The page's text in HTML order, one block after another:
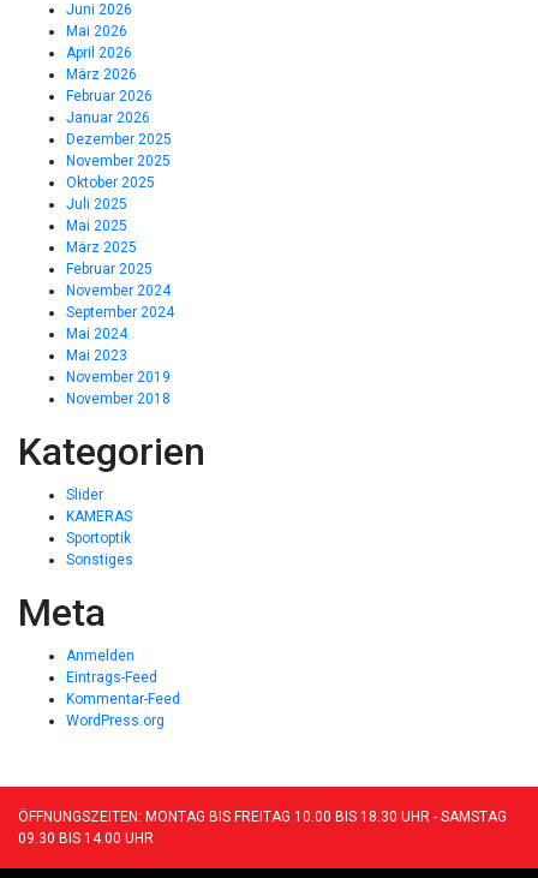
Juni 2026
Mai 2026
April 2026
März 2026
Februar 2026
Januar 2026
Dezember 2025
November 2025
Oktober 2025
Juli 2025
Mai 2025
März 2025
Februar 2025
November 2024
September 2024
Mai 2024
Mai 2023
November 2019
November 2018
Kategorien
Slider
KAMERAS
Sportoptik
Sonstiges
Meta
Anmelden
Eintrags-Feed
Kommentar-Feed
WordPress.org
ÖFFNUNGSZEITEN: MONTAG BIS FREITAG 10.00 BIS 18.30 UHR - SAMSTAG
09.30 BIS 14.00 UHR